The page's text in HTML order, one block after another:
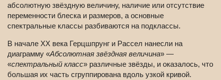
абсолютную звёздную величину, наличие или отсутствие
переменности блеска и размеров, а основные
спектральные классы разбиваются на подклассы.
В начале XX века Герцшпрунг и Рассел нанесли на
диаграмму «Абсолютная звёздная величина» —
«спектральный класс» различные звёзды, и оказалось, что
большая их часть сгруппирована вдоль узкой кривой.